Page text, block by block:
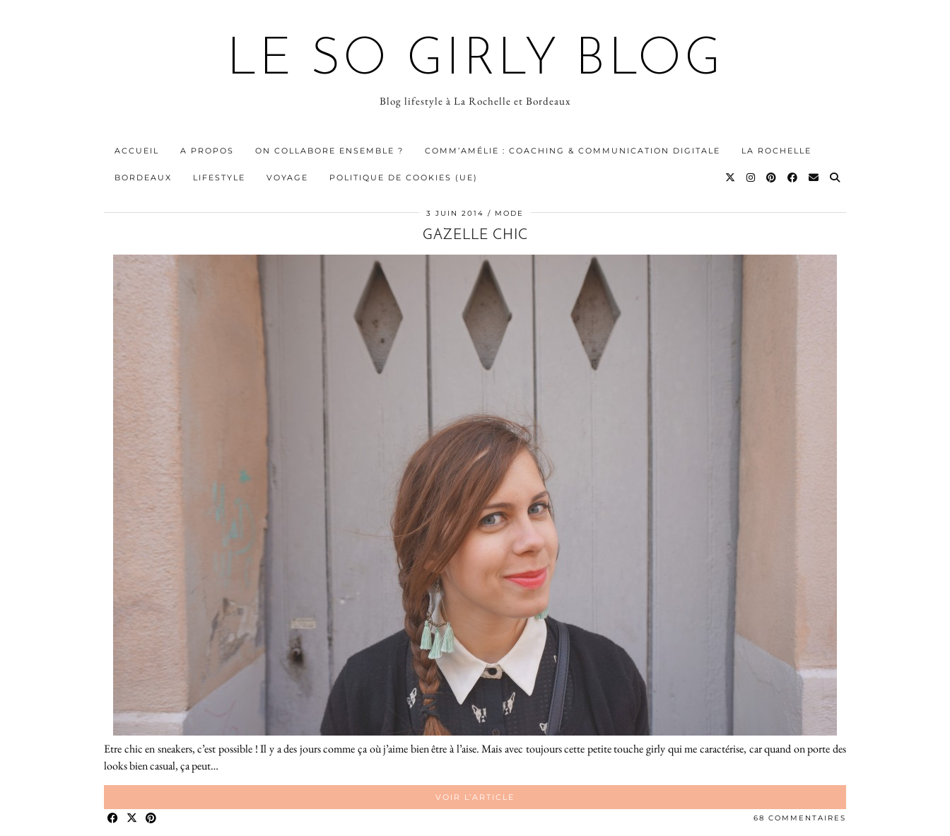
LE SO GIRLY BLOG
Blog lifestyle à La Rochelle et Bordeaux
ACCUEIL A PROPOS ON COLLABORE ENSEMBLE ? COMM’AMÉLIE : COACHING & COMMUNICATION DIGITALE LA ROCHELLE
BORDEAUX LIFESTYLE VOYAGE POLITIQUE DE COOKIES (UE)
3 JUIN 2014 MODE
GAZELLE CHIC
Etre chic en sneakers, c’est possible ! Il y a des jours comme ça où j’aime bien être à l’aise. Mais avec toujours cette petite touche girly qui me caractérise, car quand on porte des
looks bien casual, ça peut…
VOIR L’ARTICLE
68 COMMENTAIRES